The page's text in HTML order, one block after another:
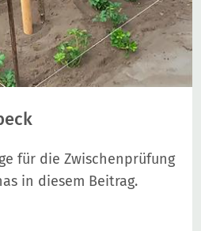
für die Zwischenprüfung
in diesem Beitrag.